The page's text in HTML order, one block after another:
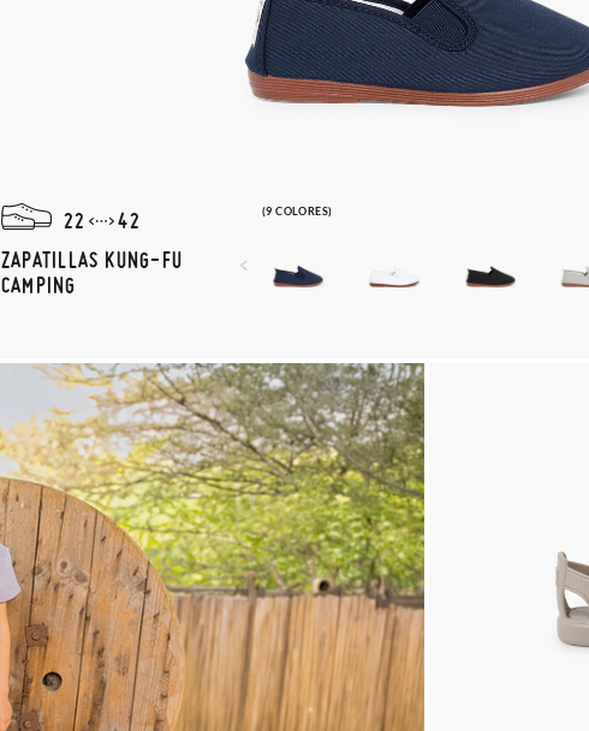
(9 COLORES)
22
42
ZAPATILLAS KUNG-FU
CAMPING